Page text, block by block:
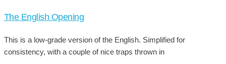
The English Opening
This is a low-grade version of the English. Simplified for
consistency, with a couple of nice traps thrown in